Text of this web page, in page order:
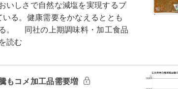
いしさで自然な減塩を実現するブ
る。健康需要をかなえるととも
。 同社の上期調味料・加工食品
読む
コメ加工品需要増